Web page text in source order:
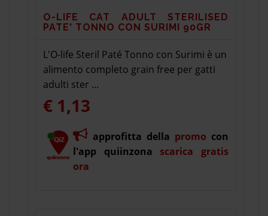
O-LIFE CAT ADULT STERILISED
PATE' TONNO CON SURIMI 90GR
L'O-life Steril Paté Tonno con Surimi è un
alimento completo grain free per gatti
adulti ster ...
€ 1,13
approfitta della promo con
l'app quiinzona scarica gratis
ora